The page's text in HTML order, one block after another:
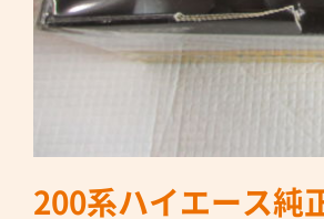
200系ハイエース純